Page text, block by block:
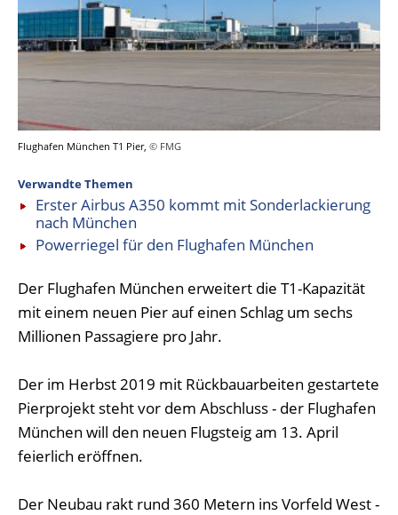
Flughafen München T1 Pier, © FMG
Verwandte Themen
Erster Airbus A350 kommt mit Sonderlackierung
nach München
Powerriegel für den Flughafen München
Der Flughafen München erweitert die T1-Kapazität
mit einem neuen Pier auf einen Schlag um sechs
Millionen Passagiere pro Jahr.
Der im Herbst 2019 mit Rückbauarbeiten gestartete
Pierprojekt steht vor dem Abschluss - der Flughafen
München will den neuen Flugsteig am 13. April
feierlich eröffnen.
Der Neubau rakt rund 360 Metern ins Vorfeld West -